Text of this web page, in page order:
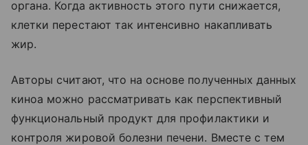
органа. Когда активность этого пути снижается,
клетки перестают так интенсивно накапливать
жир.
Авторы считают, что на основе полученных данных
киноа можно рассматривать как перспективный
функциональный продукт для профилактики и
контроля жировой болезни печени. Вместе с тем